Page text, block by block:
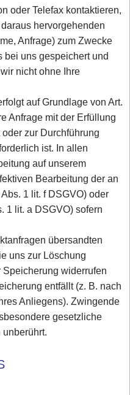
oder Telefax kontaktieren,
hervorgehenden
Anfrage) zum Zwecke
bei uns gespeichert und
nicht ohne Ihre
auf Grundlage von Art.
Anfrage mit der Erfüllung
zur Durchführung
ist. In allen
auf unserem
Bearbeitung der an
1 lit. f DSGVO) oder
1 lit. a DSGVO) sofern
übersandten
uns zur Löschung
widerrufen
entfällt (z. B. nach
Anliegens). Zwingende
gesetzliche